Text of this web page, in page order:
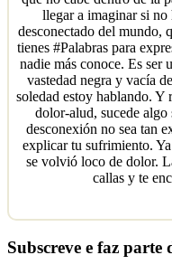
llegar a imaginar si no
desconectado del mundo,
tienes #Palabras para
nadie más conoce. Es ser
vastedad negra y vacía
soledad estoy hablando. Y
dolor-alud, sucede algo
desconexión no sea tan
explicar tu sufrimiento.
se volvió loco de dolor.
callas y te
Subscreve e faz